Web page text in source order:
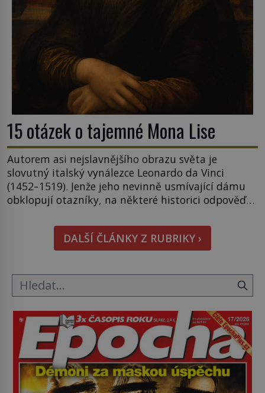
15 otázek o tajemné Mona Lise
Autorem asi nejslavnějšího obrazu světa je
slovutný italský vynálezce Leonardo da Vinci
(1452–1519). Jenže jeho nevinně usmívající dámu
obklopují otazníky, na některé historici odpověď
pověsil Napoleon? Samotný císař Napoleon
Bonaparte (1769–1821) má pro malbu slabost, a
tak si ji ještě jako první konzul přemístí do své
DALŠÍ ČLÁNKY Z RUBRIKY ›